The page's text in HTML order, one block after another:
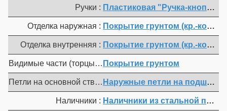
Ручки : Пластиковая "Ручка-кнопка"
Отделка наружная : Покрытие грунтом (кр.-
Отделка внутренняя : Покрытие грунтом (кр.-
Видимые части (торцы полотна, коробка, мет.
Покрытие грунтом
Петли на основной створке :Наружные петли на
Наличники : Наличники из стальной